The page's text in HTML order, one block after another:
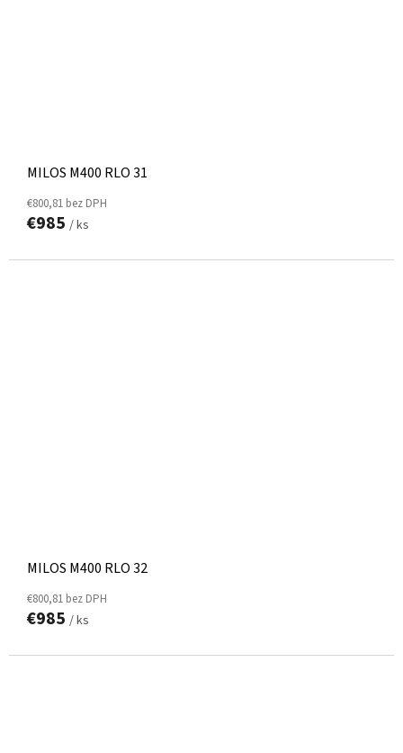
MILOS M400 RLO 31
€800,81 bez DPH
€985 / ks
MILOS M400 RLO 32
€800,81 bez DPH
€985 / ks